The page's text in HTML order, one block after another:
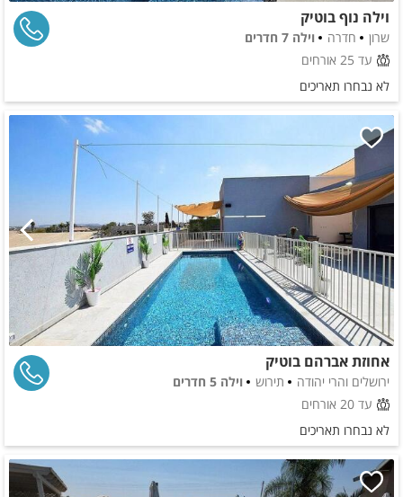
וילה נוף בוטיק
שרון חדרה
וילה 7 חדרים
עד 25 אורחים
לא נבחרו תאריכים
אחוזת אברהם בוטיק
ירושלים והרי יהודה תירוש
וילה 5 חדרים
עד 20 אורחים
לא נבחרו תאריכים